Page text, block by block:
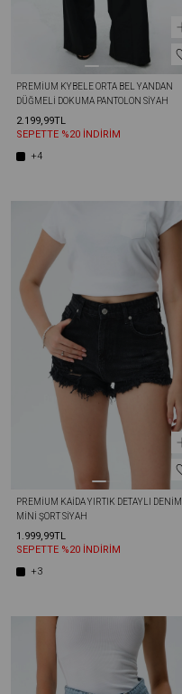
PREMIUM KYBELE ORTA BEL YANDAN
DÜĞMELI DOKUMA PANTOLON SIYAH
2.199,99TL
SEPETTE %20 İNDİRİM
+4
PREMIUM KAIDA YIRTIK DETAYLI DENIM
MINI ŞORT SIYAH
1.999,99TL
SEPETTE %20 İNDİRİM
+3